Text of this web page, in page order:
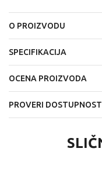
O PROIZVODU
SPECIFIKACIJA
OCENA PROIZVODA
PROVERI